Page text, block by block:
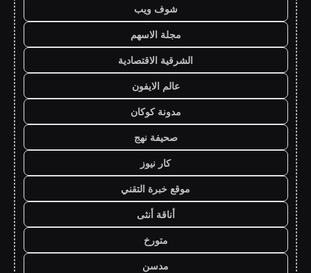
شوف ويب
مجلة الاسهم
الشرقية الاقتصادية
عالم الايفون
مدونة كوكان
صحيفة نهج
كار نيوز
موقع خبرة التقني
أناقة أنثى
متورخ
مدسن